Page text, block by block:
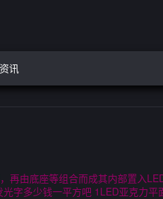
讯
由底座等组合而成其内部置入
字多少钱一平方吧 1LED亚克力平